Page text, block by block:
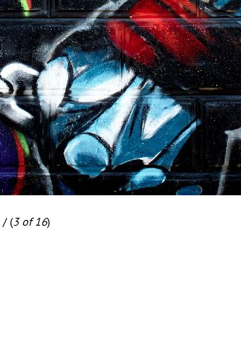
/ (3 of 16)